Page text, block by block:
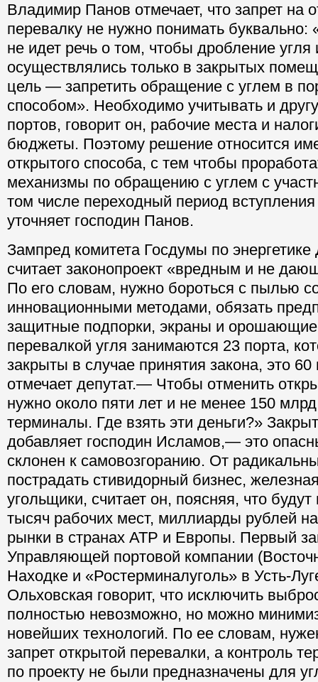
Владимир Панов отмечает, что запрет на
перевалку не нужно понимать буквально:
не идет речь о том, чтобы дробление угля
осуществлялись только в закрытых
цель — запретить обращение с углем в
способом». Необходимо учитывать и
портов, говорит он, рабочие места и
бюджеты. Поэтому решение относится
открытого способа, с тем чтобы
механизмы по обращению с углем с
том числе переходный период вступления
уточняет господин Панов.
Зампред комитета Госдумы по
считает законопроект «вредным и не
По его словам, нужно бороться с пылью
инновационными методами, обязать
защитные подпорки, экраны и
перевалкой угля занимаются 23 порта,
закрыты в случае принятия закона, это
отмечает депутат.— Чтобы отменить
нужно около пяти лет и не менее 150
терминалы. Где взять эти деньги?»
добавляет господин Исламов,— это
склонен к самовозгоранию. От
пострадать стивидорный бизнес,
угольщики, считает он, поясняя, что
тысяч рабочих мест, миллиарды рублей
рынки в странах АТР и Европы. Первый
Управляющей портовой компании
Находке и «Ростерминалуголь» в Усть-
Ольховская говорит, что исключить
полностью невозможно, но можно
новейших технологий. По ее словам,
запрет открытой перевалки, а контроль
по проекту не были предназначены для